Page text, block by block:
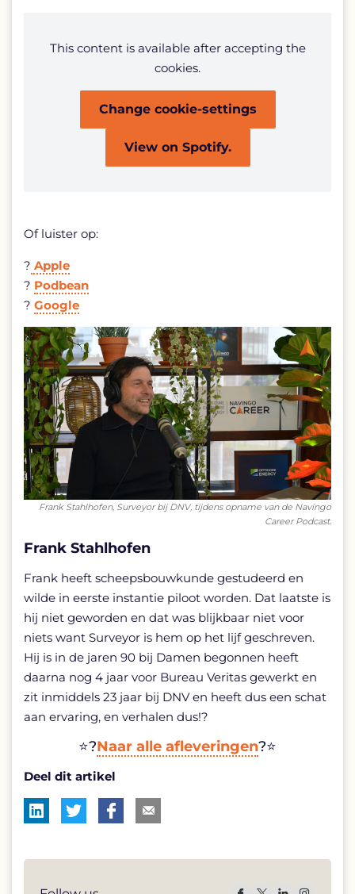
This content is available after accepting the
cookies.
Change cookie-settings
View on Spotify.
Of luister op:
? Apple
? Podbean
? Google
Frank Stahlhofen, Surveyor bij DNV, tijdens opname van de Navingo
Career Podcast.
Frank Stahlhofen
Frank heeft scheepsbouwkunde gestudeerd en
wilde in eerste instantie piloot worden. Dat laatste is
hij niet geworden en dat was blijkbaar niet voor
niets want Surveyor is hem op het lijf geschreven.
Hij is in de jaren 90 bij Damen begonnen heeft
daarna nog 4 jaar voor Bureau Veritas gewerkt en
zit inmiddels 23 jaar bij DNV en heeft dus een schat
aan ervaring, en verhalen dus!?
⭐?Naar alle afleveringen?⭐
Deel dit artikel